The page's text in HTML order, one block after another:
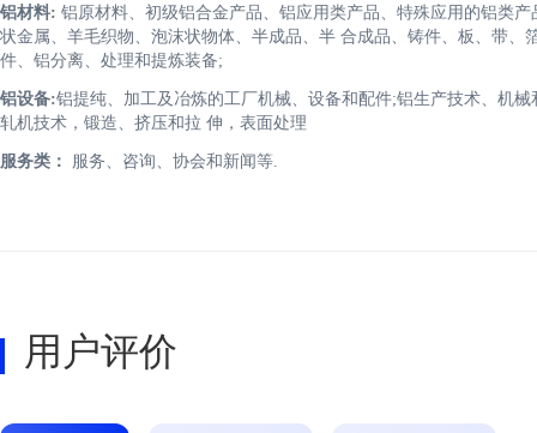
铝材料: 铝原材料、初级铝合金产品、铝应用类产品、特殊应用的铝类
状金属、羊毛织物、泡沫状物体、半成品、半 合成品、铸件、板、带
件、铝分离、处理和提炼装备;
铝设备:铝提纯、加工及冶炼的工厂机械、设备和配件;铝生产技术、机
轧机技术，锻造、挤压和拉 伸，表面处理
服务类： 服务、咨询、协会和新闻等.
用户评价